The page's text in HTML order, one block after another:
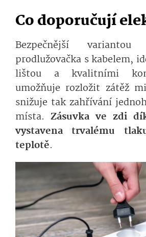
Co doporučují
Bezpečnější
prodlužovačka s kabelem,
lištou a kvalitními
umožňuje rozložit zátěž
snižuje tak zahřívání
místa. Zásuvka ve zdi
vystavena trvalému
teplotě.